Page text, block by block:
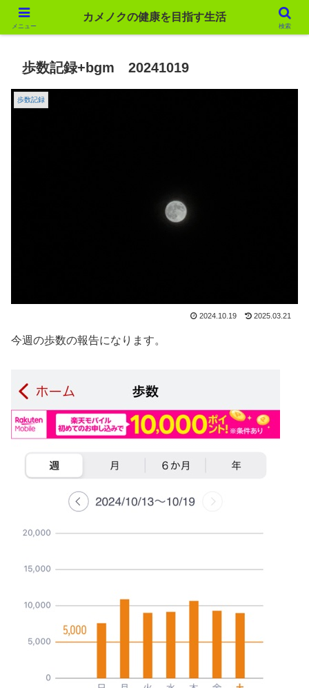
カメノクの健康を目指す生活
歩数記録+bgm 20241019
歩数記録
2024.10.19 2025.03.21
今週の歩数の報告になります。
メニュー
カメノクの健康を目指す生活
検索